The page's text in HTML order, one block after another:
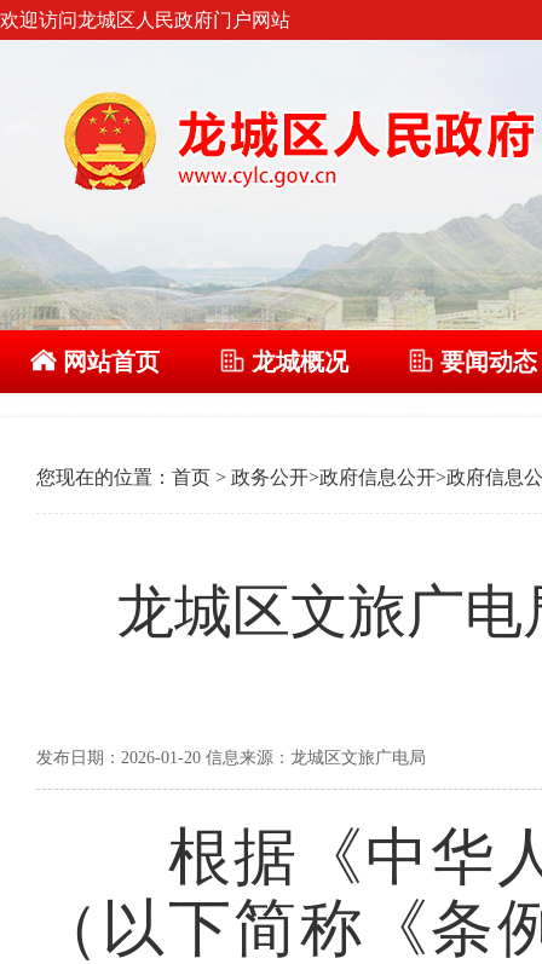
欢迎访问龙城区人民政府门户网站
网站首页 龙城概况 要闻动态
您现在的位置： 首页 > 政务公开>政府信息公开>政府信息
龙城区文旅广电
发布日期：2026-01-20 信息来源：龙城区文旅广电局
根据《中华人
（以下简称《